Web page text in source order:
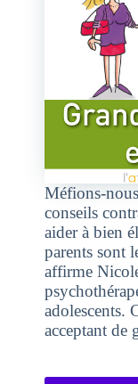
Méfions-
conseils
aider à bien
parents sont
affirme
adolescents.
acceptant de